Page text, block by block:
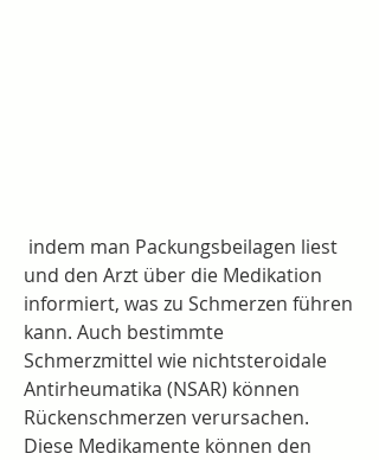
und den Arzt über die Medikation
informiert, was zu Schmerzen führen
kann. Auch bestimmte
Schmerzmittel wie nichtsteroidale
Antirheumatika (NSAR) können
Rückenschmerzen verursachen.
Diese Medikamente können den